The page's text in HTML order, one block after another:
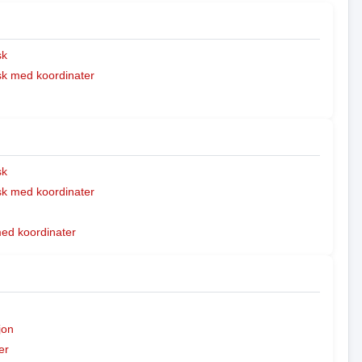
med koordinater
med koordinater
koordinater